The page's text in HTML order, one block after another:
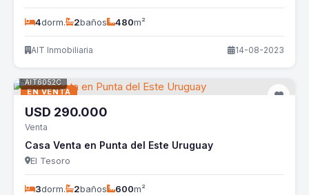
4dorm. 2baños 480m²
AIT Inmobiliaria 14-08-2023
EN VENTA
AIT6052C
USD 290.000
Venta
Casa Venta en Punta del Este Uruguay
El Tesoro
3dorm. 2baños 600m²